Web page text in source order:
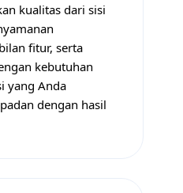
kualitas dari sisi
fitur, serta
kebutuhan
yang Anda
dengan hasil